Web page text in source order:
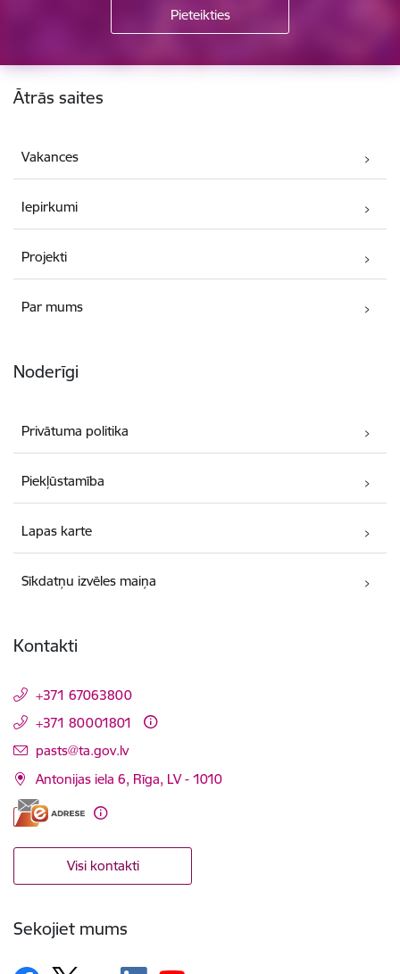
Kājene
Ātrās saites
Vakances
Iepirkumi
Projekti
Par mums
Noderīgi
Privātuma politika
Piekļūstamība
Lapas karte
Sīkdatņu izvēles maiņa
Kontakti
+371 67063800
+371 80001801
E-pasts:
pasts@ta.gov.lv
Antonijas iela 6, Rīga, LV - 1010
Visi kontakti
Sekojiet mums